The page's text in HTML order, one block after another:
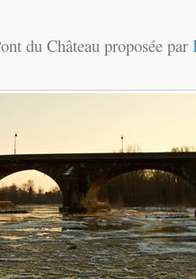
du Château proposée par